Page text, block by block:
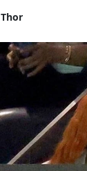
Thor